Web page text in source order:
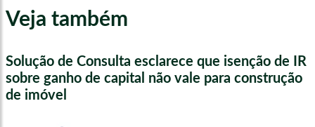
Veja também
Solução de Consulta esclarece que isenção de IR
sobre ganho de capital não vale para construção
de imóvel